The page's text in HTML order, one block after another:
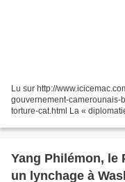
Lu sur http://
gouvernement-camerounais-
torture-cat.html La «
Yang Philémon, le
un lynchage à